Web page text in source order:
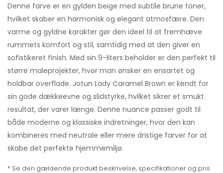
Denne farve er en gylden beige med subtile brune toner,
hvilket skaber en harmonisk og elegant atmosfære. Den
varme og gyldne karakter gør den ideel til at fremhæve
rummets komfort og stil, samtidig med at den giver en
sofistikeret finish. Med sin 9-liters beholder er den perfekt til
større maleprojekter, hvor man ønsker en ensartet og
holdbar overflade. Jotun Lady Caramel Brown er kendt for
sin gode dækkeevne og slidstyrke, hvilket sikrer et smukt
resultat, der varer længe. Denne nuance passer godt til
både moderne og klassiske indretninger, hvor den kan
kombineres med neutrale eller mere dristige farver for at
skabe det perfekte hjemmemiljø.
* Se den gældende produkt beskrivelse, specifikationer og pris